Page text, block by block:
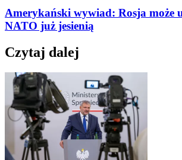
Amerykański wywiad: Rosja może
NATO już jesienią
Czytaj dalej